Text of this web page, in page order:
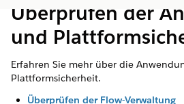
Überprüfen der
und
Erfahren Sie mehr über die
Plattformsicherheit.
Überprüfen der Flow-Verwaltung